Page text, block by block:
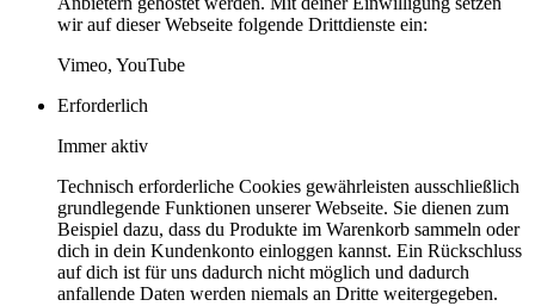
wir auf dieser Webseite folgende Drittdienste ein:
Vimeo, YouTube
Erforderlich
Immer aktiv
Technisch erforderliche Cookies gewährleisten ausschließlich
grundlegende Funktionen unserer Webseite. Sie dienen zum
Beispiel dazu, dass du Produkte im Warenkorb sammeln oder
dich in dein Kundenkonto einloggen kannst. Ein Rückschluss
auf dich ist für uns dadurch nicht möglich und dadurch
anfallende Daten werden niemals an Dritte weitergegeben.